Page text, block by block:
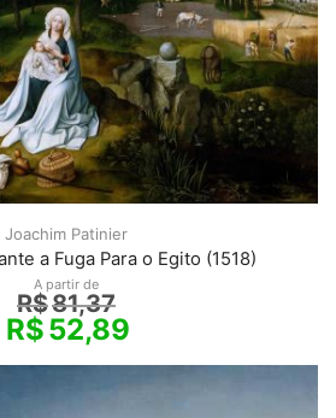
Joachim Patinier
a Fuga Para o Egito (1518)
A partir de
R$81,37
R$52,89